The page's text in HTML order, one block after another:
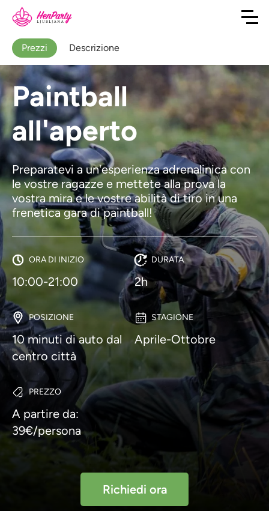
Paintball
all'aperto
Preparatevi a un'esperienza adrenalinica con
le vostre ragazze e mettete alla prova la
vostra mira e le vostre abilità di tiro in una
frenetica gara di paintball!
ORA DI INIZIO
10:00-21:00
DURATA
2h
POSIZIONE
10 minuti di auto dal
centro città
STAGIONE
Aprile-Ottobre
PREZZO
A partire da:
39€/persona
Richiedi ora
Prezzi Descrizione